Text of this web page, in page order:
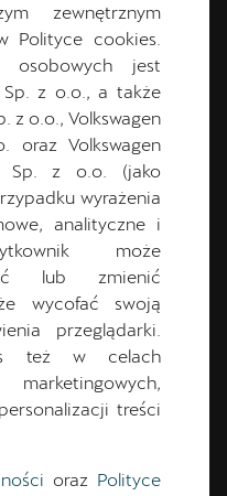
Moś
1
zewnętrznym
Polityce cookies.
osobowych jest
Sp. z o.o., a także
z o.o., Volkswagen
oraz Volkswagen
Sp. z o.o. (jako
wyrażenia
analityczne i
może
lub zmienić
wycofać swoją
przeglądarki.
też w celach
treści
oraz Polityce